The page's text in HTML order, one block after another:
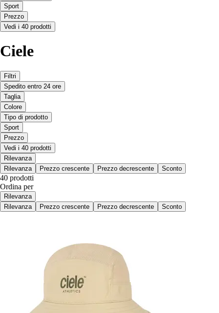
Sport
Prezzo
Vedi i 40 prodotti
Ciele
Filtri
Spedito entro 24 ore
Taglia
Colore
Tipo di prodotto
Sport
Prezzo
Vedi i 40 prodotti
Rilevanza
Rilevanza
Prezzo crescente Prezzo decrescente Sconto
40 prodotti
Ordina per
Rilevanza
Rilevanza
Prezzo crescente Prezzo decrescente Sconto